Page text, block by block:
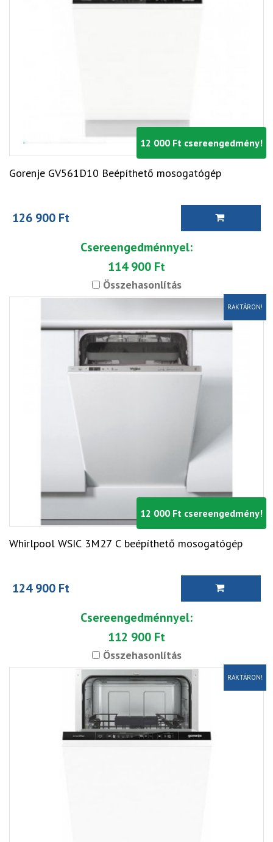
12 000 Ft csereengedmény!
Gorenje GV561D10 Beépíthető mosogatógép
126 900 Ft
Csereengedménnyel:
114 900 Ft
Összehasonlítás
12 000 Ft csereengedmény!
RAKTÁRON!
Whirlpool WSIC 3M27 C beépíthető mosogatógép
124 900 Ft
Csereengedménnyel:
112 900 Ft
Összehasonlítás
RAKTÁRON!